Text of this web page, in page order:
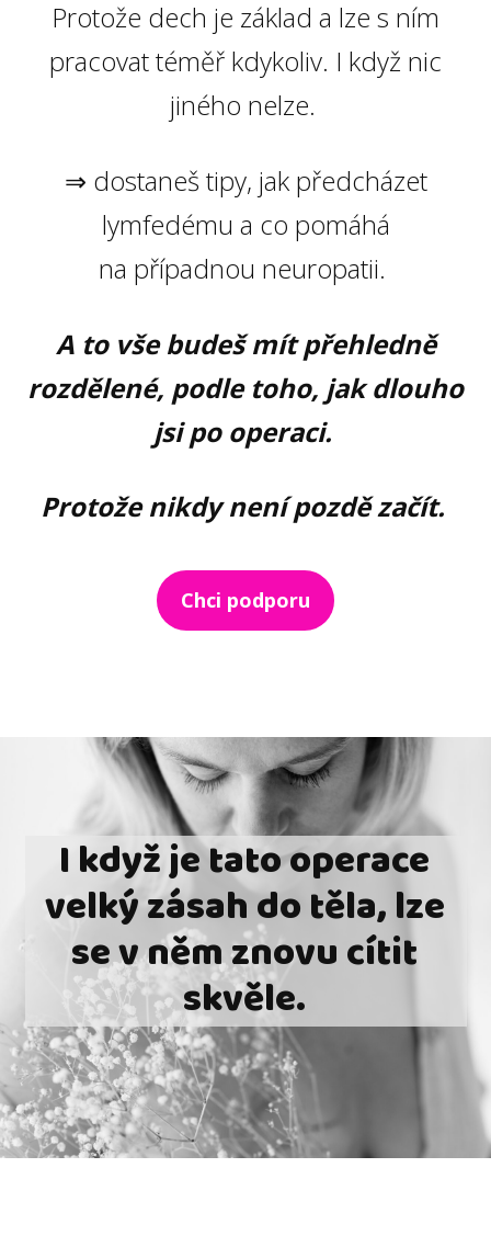
Protože dech je základ a lze s ním
pracovat téměř kdykoliv. I když nic
jiného nelze.
⇒ dostaneš tipy, jak předcházet
lymfedému a co pomáhá
na případnou neuropatii.
A to vše budeš mít přehledně
rozdělené, podle toho, jak dlouho
jsi po operaci.
Protože nikdy není pozdě začít.
Chci podporu
I když je tato operace
velký zásah do těla, lze
se v něm znovu cítit
skvěle.